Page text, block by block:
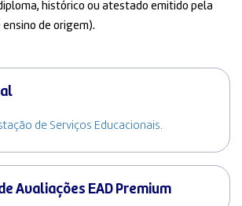
histórico ou atestado emitido pela
de origem).
de Serviços Educacionais.
Avaliações EAD Premium